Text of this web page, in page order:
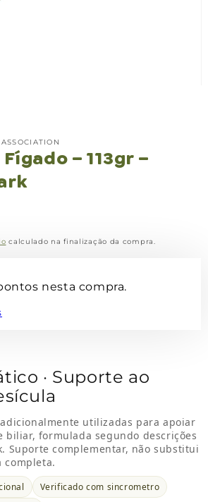
– 113gr –
calculado na finalização da compra.
nesta compra.
· Suporte ao
utilizadas para apoiar
biliar, formulada segundo descrições
Suporte complementar, não substitui
completa.
Verificado com sincrometro